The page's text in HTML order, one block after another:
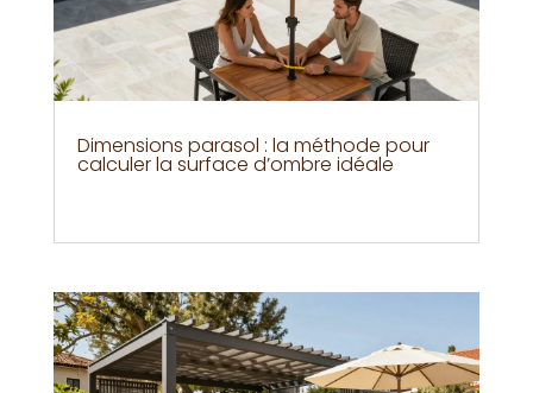
Dimensions parasol : la méthode pour
calculer la surface d’ombre idéale